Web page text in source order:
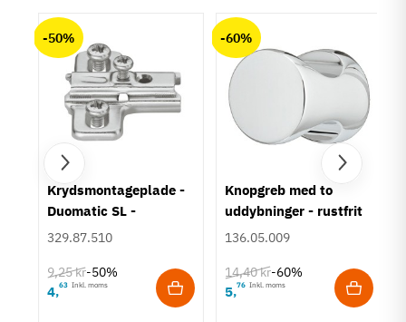
-50%
Krydsmontageplade -
Duomatic SL -
Euroskruer
329.87.510
9,25 kr-50%
4,63 Inkl. moms
-60%
Knopgreb med to
uddybninger - rustfrit
stål
136.05.009
14,40 kr-60%
5,76 Inkl. moms